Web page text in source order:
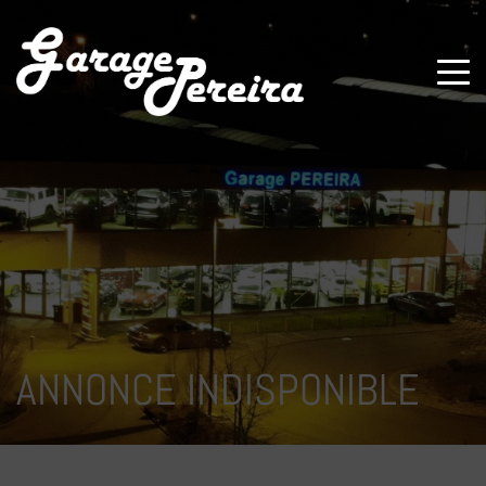
ANNONCE INDISPONIBLE
Paramètres avancés des cookies